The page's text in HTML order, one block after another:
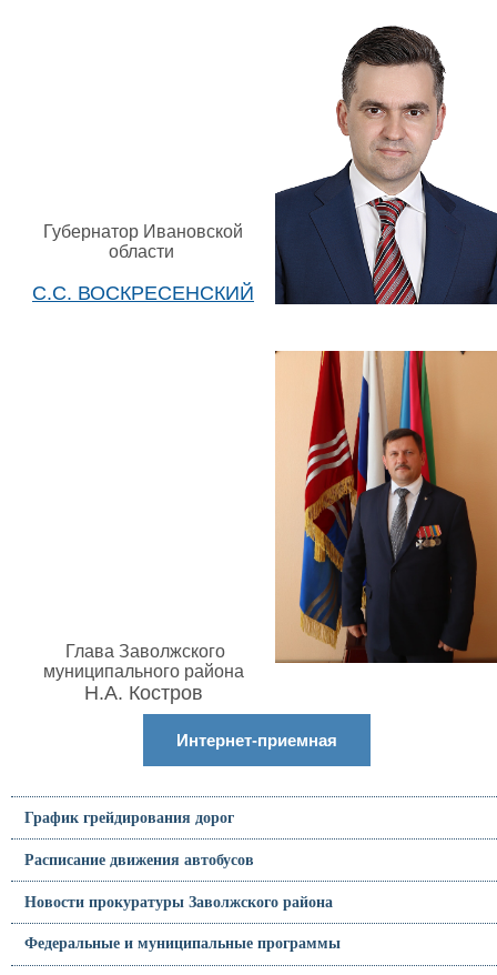
Губернатор Ивановской
области
С.С. ВОСКРЕСЕНСКИЙ
Глава Заволжского
муниципального района
Н.А. Костров
Интернет-приемная
График грейдирования дорог
Расписание движения автобусов
Новости прокуратуры Заволжского района
Федеральные и муниципальные программы